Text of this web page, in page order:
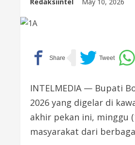
INTELMEDIA — Bupati
2026 yang digelar di
akhir pekan ini, minggu
masyarakat dari